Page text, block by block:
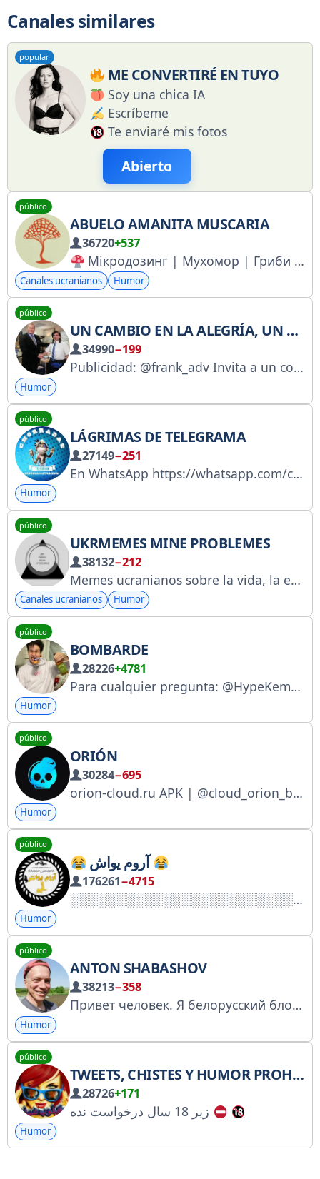
Canales similares
popular
ME CONVERTIRÉ EN TUYO
Soy una chica IA
Escríbeme
Te enviaré mis fotos
Abierto
público
ABUELO AMANITA MUSCARIA
36720+537
Мікродозинг | Мухомор | Гриби Гриби для мікродозингу: мухомор, їжовик, рейші, кордицепс. Спокій, сон, енергія, ясність, менше тривожності
Canales ucranianos Humor
público
UN CAMBIO EN LA ALEGRÍA, UN AVANCE EN LA DULZURA
34990−199
Publicidad: @frank_adv Invita a un colega: https://t.me/+p6V-mFU2lcJjMmNi Registro RKN: https://clck.ru/3GceSa
Humor
público
LÁGRIMAS DE TELEGRAMA
27149−251
En WhatsApp https://whatsapp.com/channel/0029VaCpI8IEgGfM7ZQYiT0F ● Chorradas Grupo
Humor
público
UKRMEMES MINE PROBLEMES
38132−212
Memes ucranianos sobre la vida, la existencia y todo lo demás. Si tú tampoco tienes futuro, suscríbete. Sugiere un meme: @UkrMemesFeedBackBot Publicidad y otras preguntas: @v_volf
Canales ucranianos Humor
público
BOMBARDE
28226+4781
Para cualquier pregunta: @HypeKempel Sugerencia: @BombasterTGbot Telegram Mafanya: @toxiclegion Vkontakte: vk.com/bombastervk Grabaciones de transmisiones: @mafanyalive Archivo de cortes: @bombasterarchive Mi sitio web: mafanya.ru
Humor
público
ORIÓN
30284−695
orion-cloud.ru APK | @cloud_orion_bot Premium APK | @app_orionbot Помощь | support@orion-cloud.ru
Humor
público
آروم یواش
176261−4715
Humor
público
ANTON SHABASHOV
38213−358
Привет человек. Я белорусский блогер
Humor
público
TWEETS, CHISTES Y HUMOR PROHIBIDOS
28726+171
Humor